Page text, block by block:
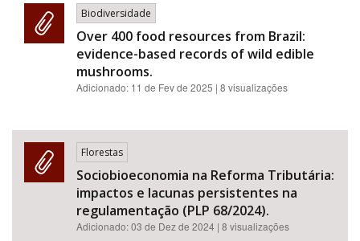
Biodiversidade
Over 400 food resources from Brazil:
evidence-based records of wild edible
mushrooms.
Adicionado: 11 de Fev de 2025 | 8 visualizações
Florestas
Sociobioeconomia na Reforma Tributária:
impactos e lacunas persistentes na
regulamentação (PLP 68/2024).
Adicionado:03 de Dez de 2024 | 8 visualizações